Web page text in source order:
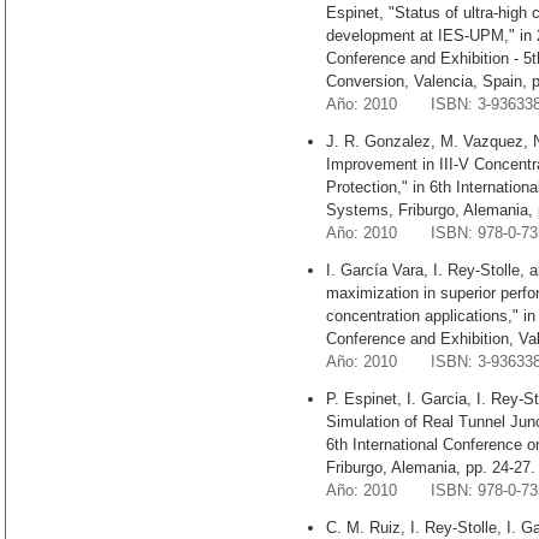
Espinet, "Status of ultra-high
development at IES-UPM," in
Conference and Exhibition -
Conversion, Valencia, Spain,
Año: 2010 ISBN: 3-
J. R. Gonzalez, M. Vazquez,
Improvement in III-V
Protection," in 6th
Systems, Friburgo, Alemania,
Año: 2010 ISBN: 978-0-
I. García Vara, I. Rey-Stolle,
maximization in superior
concentration applications,"
Conference and Exhibition,
Año: 2010 ISBN: 3-
P. Espinet, I. Garcia, I. Rey-
Simulation of Real Tunnel
6th International Conference
Friburgo, Alemania, pp. 24-27.
Año: 2010 ISBN: 978-0-
C. M. Ruiz, I. Rey-Stolle, I.